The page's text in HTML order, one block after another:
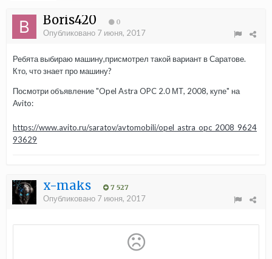
Boris420 0
Опубликовано 7 июня, 2017
Ребята выбираю машину,присмотрел такой вариант в Саратове.
Кто, что знает про машину?
Посмотри объявление "Opel Astra OPC 2.0 МТ, 2008, купе" на
Avito:
https://www.avito.ru/saratov/avtomobili/opel_astra_opc_2008_9624
93629
x-maks 7 527
Опубликовано 7 июня, 2017